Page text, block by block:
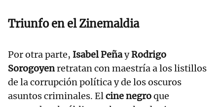
Triunfo en el Zinemaldia
Por otra parte, Isabel PeñayRodrigo
Sorogoyenretratan con maestría a los listillos
de la corrupción política y de los oscuros
asuntos criminales. Elcine negroque